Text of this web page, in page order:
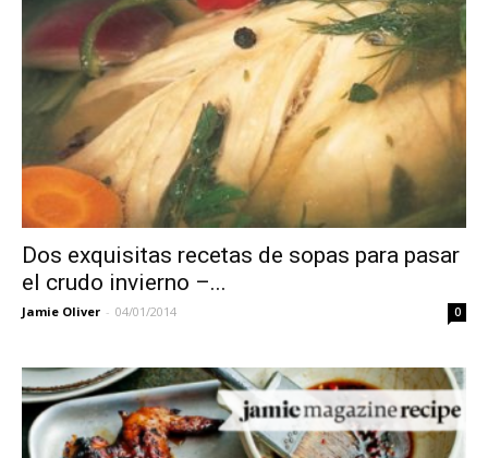
Dos exquisitas recetas de sopas para pasar
el crudo invierno –...
Jamie Oliver - 04/01/2014 0